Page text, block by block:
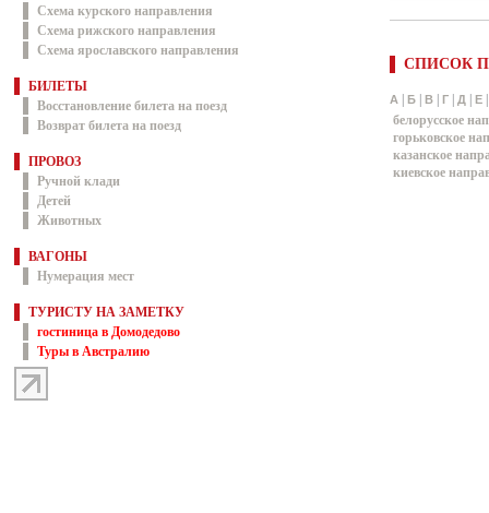
Схема курского направления
Схема рижского направления
Схема ярославского направления
БИЛЕТЫ
Восстановление билета на поезд
Возврат билета на поезд
ПРОВОЗ
Ручной клади
Детей
Животных
ВАГОНЫ
Нумерация мест
ТУРИСТУ НА ЗАМЕТКУ
гостиница в Домодедово
Туры в Австралию
СПИСОК
А Б В Г Д Е
белорусское
горьковское
казанское
киевское